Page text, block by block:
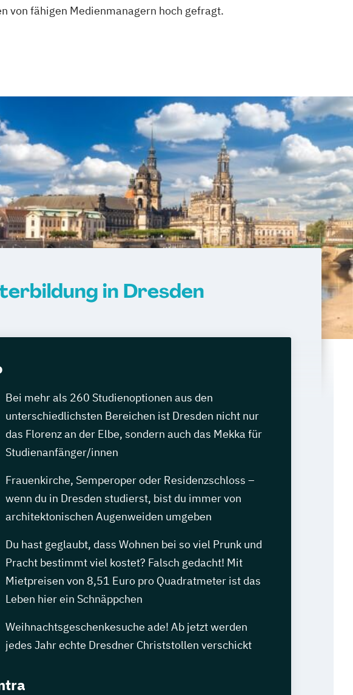
von fähigen Medienmanagern hoch gefragt.
in Dresden
Bei mehr als 260 Studienoptionen aus den
unterschiedlichsten Bereichen ist Dresden nicht nur
das Florenz an der Elbe, sondern auch das Mekka für
Studienanfänger/innen
Frauenkirche, Semperoper oder Residenzschloss –
wenn du in Dresden studierst, bist du immer von
architektonischen Augenweiden umgeben
Du hast geglaubt, dass Wohnen bei so viel Prunk und
Pracht bestimmt viel kostet? Falsch gedacht! Mit
Mietpreisen von 8,51 Euro pro Quadratmeter ist das
Leben hier ein Schnäppchen
Weihnachtsgeschenkesuche ade! Ab jetzt werden
jedes Jahr echte Dresdner Christstollen verschickt